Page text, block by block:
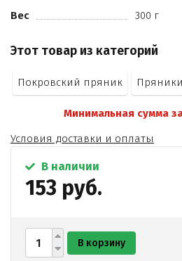
пряность (корица)
соль
Вес
300 г
Этот товар из категорий
Покровский пряник Пряники
Минимальная сумма
Условия доставки и оплаты
В наличии
153 руб.
В корзину